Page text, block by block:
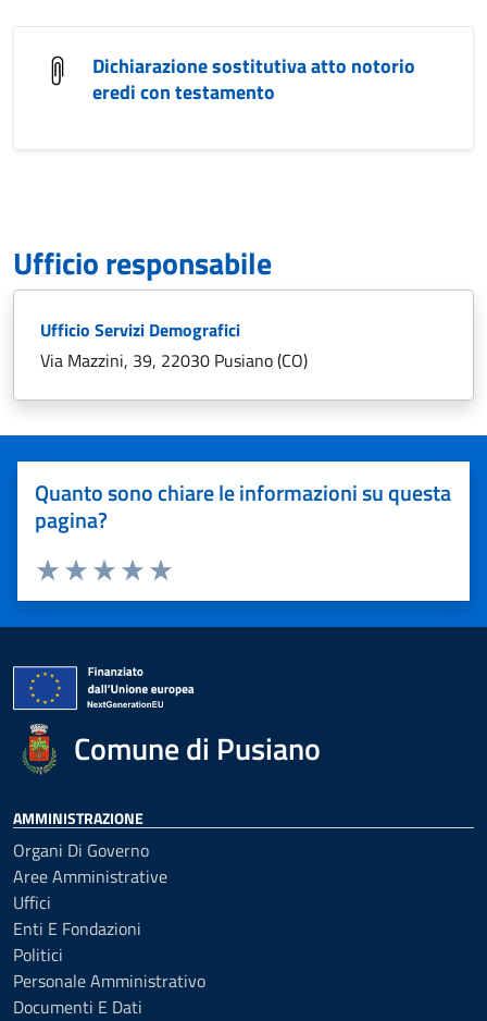
Dichiarazione sostitutiva atto notorio
eredi con testamento
Ufficio responsabile
Ufficio Servizi Demografici
Via Mazzini, 39, 22030 Pusiano (CO)
Quanto sono chiare le informazioni su questa
pagina?
Valuta 5 stelle su 5
Valuta 4 stelle su 5
Valuta 3 stelle su 5
Valuta 2 stelle su 5
Valuta 1 stelle su 5
Comune di Pusiano
AMMINISTRAZIONE
Organi Di Governo
Aree Amministrative
Uffici
Enti E Fondazioni
Politici
Personale Amministrativo
Documenti E Dati